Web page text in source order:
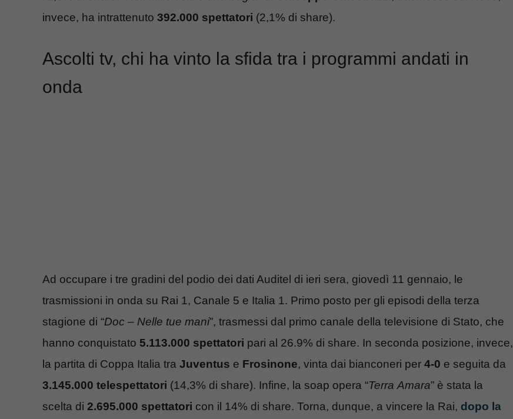
invece, ha intrattenuto 392.000 spettatori (2,1% di share).
Ascolti tv, chi ha vinto la sfida tra i programmi andati in
onda
Ad occupare i tre gradini del podio dei dati Auditel di ieri sera, giovedì 11 gennaio, le
trasmissioni in onda su Rai 1, Canale 5 e Italia 1. Primo posto per gli episodi della terza
stagione di “Doc – Nelle tue mani”, trasmessi dal primo canale della televisione di Stato, che
hanno conquistato 5.113.000 spettatori pari al 26.9% di share. In seconda posizione, invece,
la partita di Coppa Italia tra Juventus e Frosinone, vinta dai bianconeri per 4-0 e seguita da
3.145.000 telespettatori (14,3% di share). Infine, la soap opera “Terra Amara” è stata la
scelta di 2.695.000 spettatori con il 14% di share. Torna, dunque, a vincere la Rai, dopo la